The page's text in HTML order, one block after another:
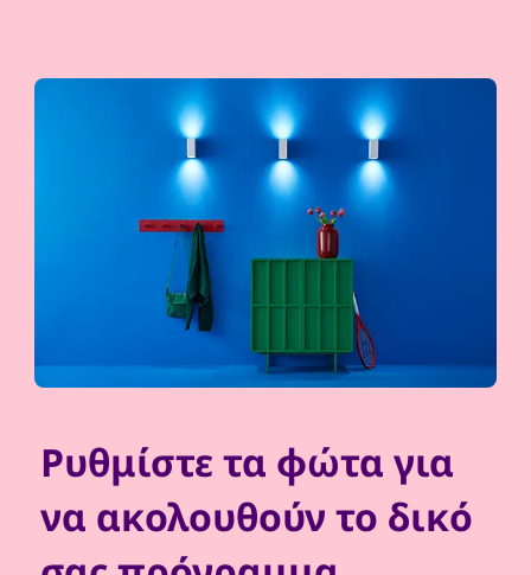
Ρυθμίστε τα φώτα για
να ακολουθούν το δικό